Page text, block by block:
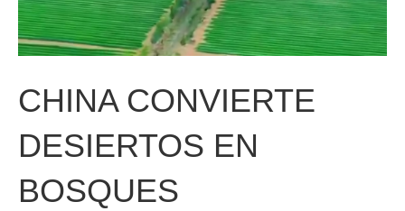
CHINA CONVIERTE
DESIERTOS EN
BOSQUES